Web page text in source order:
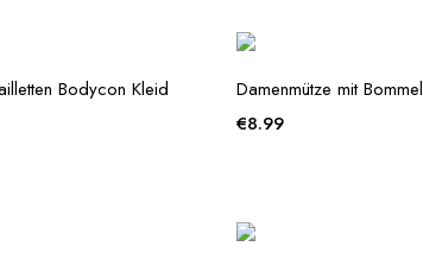
Bodycon Kleid
Damenmütze mit Bommel
€8.99